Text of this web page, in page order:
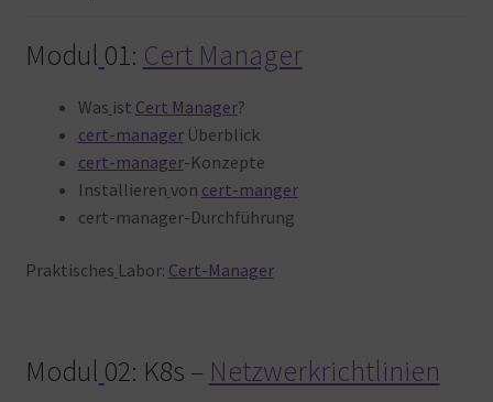
Modul 01: Cert Manager
Was ist Cert Manager?
cert-managerÜberblick
cert-manager-Konzepte
Installieren von cert-manger
cert-manager-Durchführung
Praktisches Labor: Cert-Manager
Modul 02: K8s – Netzwerkrichtlinien